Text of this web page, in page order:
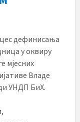
дефинисања
у оквиру
мјесних
Владе
УНДП БиХ.